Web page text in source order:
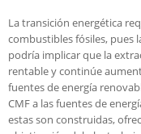
La transición energética
combustibles fósiles, pues
podría implicar que la
rentable y continúe
fuentes de energía
CMF a las fuentes de
estas son construidas,